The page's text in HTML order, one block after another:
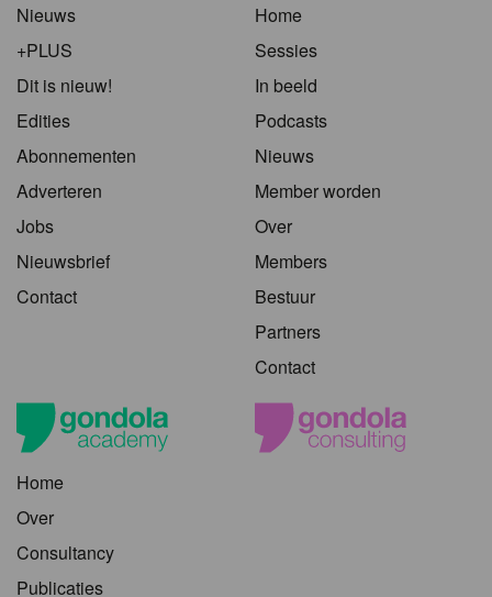
Nieuws
+PLUS
Dit is nieuw!
Edities
Abonnementen
Adverteren
Jobs
Nieuwsbrief
Contact
Home
Sessies
In beeld
Podcasts
Nieuws
Member worden
Over
Members
Bestuur
Partners
Contact
Home
Over
Consultancy
Publicaties